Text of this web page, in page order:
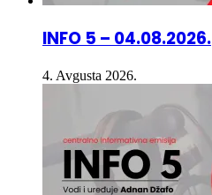
INFO 5 – 04.08.2026.
4. Avgusta 2026.